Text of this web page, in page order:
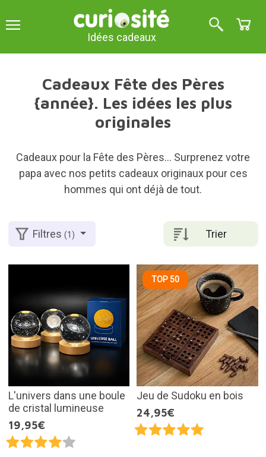
Idées cadeaux
Cadeaux Fête des Pères
{année}. Les idées les plus
originales
Cadeaux pour la Fête des Pères... Surprenez votre
papa avec nos petits cadeaux originaux pour ces
hommes qui ont déjà de tout.
Trier
Filtres(1)
L'univers dans une boule
de cristal lumineuse
19,95€
TOP 50
Jeu de Sudoku en bois
24,95€